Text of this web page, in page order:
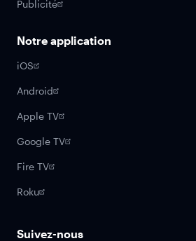
Publicité
Notre application
iOS
Android
Apple TV
Google TV
Fire TV
Roku
Suivez-nous